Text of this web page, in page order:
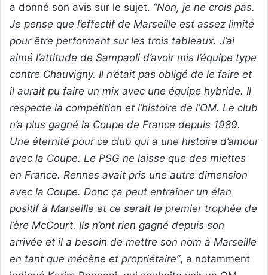
a donné son avis sur le sujet. “Non, je ne crois pas.
Je pense que l’effectif de Marseille est assez limité
pour être performant sur les trois tableaux. J’ai
aimé l’attitude de Sampaoli d’avoir mis l’équipe type
contre Chauvigny. Il n’était pas obligé de le faire et
il aurait pu faire un mix avec une équipe hybride. Il
respecte la compétition et l’histoire de l’OM. Le club
n’a plus gagné la Coupe de France depuis 1989.
Une éternité pour ce club qui a une histoire d’amour
avec la Coupe. Le PSG ne laisse que des miettes
en France. Rennes avait pris une autre dimension
avec la Coupe. Donc ça peut entrainer un élan
positif à Marseille et ce serait le premier trophée de
l’ère McCourt. Ils n’ont rien gagné depuis son
arrivée et il a besoin de mettre son nom à Marseille
en tant que mécène et propriétaire”, a notamment